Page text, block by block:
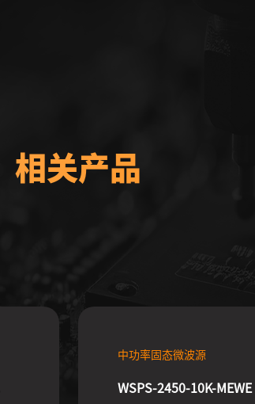
相关产品
中功率固态微波源
WSPS-2450-10K-MEWE